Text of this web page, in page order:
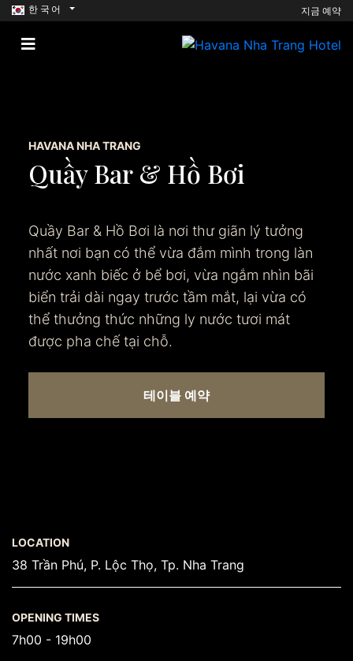
한국어 지금 예약
HAVANA NHA TRANG
Quầy Bar & Hồ Bơi
Quầy Bar & Hồ Bơi là nơi thư giãn lý tưởng
nhất nơi bạn có thể vừa đắm mình trong làn
nước xanh biếc ở bể bơi, vừa ngắm nhìn bãi
biển trải dài ngay trước tầm mắt, lại vừa có
thể thưởng thức những ly nước tươi mát
được pha chế tại chỗ.
테이블 예약
LOCATION
38 Trần Phú, P. Lộc Thọ, Tp. Nha Trang
OPENING TIMES
7h00 - 19h00